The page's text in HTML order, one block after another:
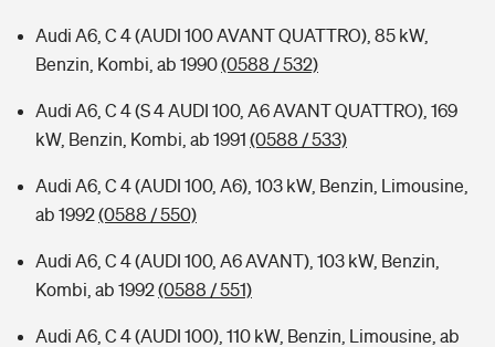
Audi A6, C 4 (AUDI 100 AVANT QUATTRO), 85 kW,
Benzin, Kombi, ab 1990(0588 / 532)
Audi A6, C 4 (S 4 AUDI 100, A6 AVANT QUATTRO), 169
kW, Benzin, Kombi, ab 1991 (0588 / 533)
Audi A6, C 4 (AUDI 100, A6), 103 kW, Benzin, Limousine,
ab 1992(0588 / 550)
Audi A6, C 4 (AUDI 100, A6 AVANT), 103 kW, Benzin,
Kombi, ab 1992(0588 / 551)
Audi A6, C 4 (AUDI 100), 110 kW, Benzin, Limousine, ab